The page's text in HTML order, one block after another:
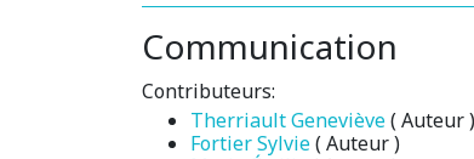
Communication
Contributeurs:
Therriault Geneviève( Auteur )
Fortier Sylvie( Auteur )